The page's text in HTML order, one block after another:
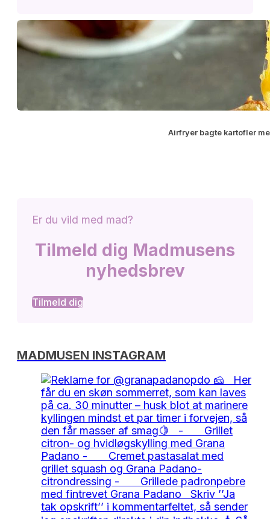
Airfryer bagte kartofler
Er du vild med mad?
Tilmeld dig Madmusens
nyhedsbrev
Tilmeld dig
MADMUSEN INSTAGRAM